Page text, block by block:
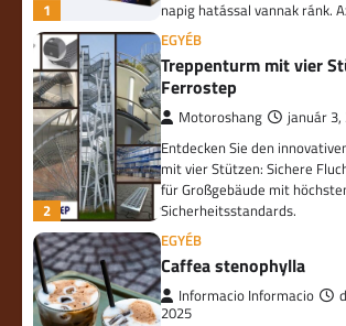
1
napig hatással vannak ránk.
2
EGYÉB
Treppenturm mit vier
Ferrostep
Motoroshang január 3,
Entdecken Sie den
mit vier Stützen: Sichere
für Großgebäude mit
Sicherheitsstandards.
EGYÉB
Caffea stenophylla
Informacio Informacio
2025